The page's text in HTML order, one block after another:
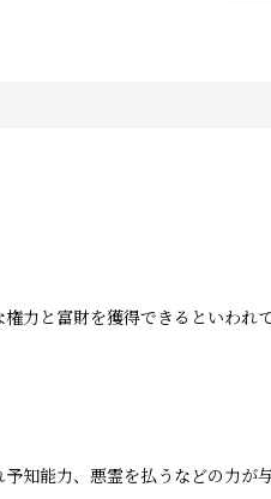
力と富財を獲得できるといわれて
知能力、悪霊を払うなどの力